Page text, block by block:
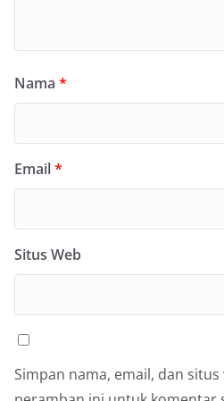
Nama *
Email*
Situs Web
Simpan nama, email, dan situs